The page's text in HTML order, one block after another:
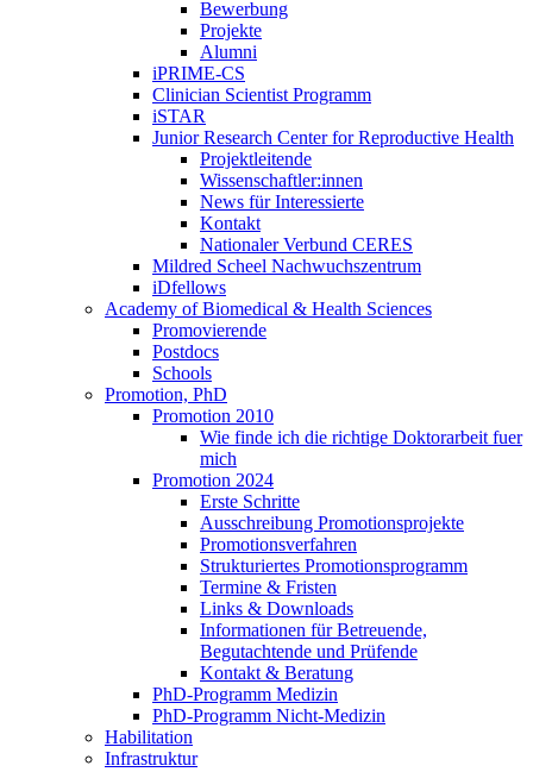
Bewerbung
Projekte
Alumni
iPRIME-CS
Clinician Scientist Programm
iSTAR
Junior Research Center for Reproductive Health
Projektleitende
Wissenschaftler:innen
News für Interessierte
Kontakt
Nationaler Verbund CERES
Mildred Scheel Nachwuchszentrum
iDfellows
Academy of Biomedical & Health Sciences
Promovierende
Postdocs
Schools
Promotion, PhD
Promotion 2010
Wie finde ich die richtige Doktorarbeit fuer
mich
Promotion 2024
Erste Schritte
Ausschreibung Promotionsprojekte
Promotionsverfahren
Strukturiertes Promotionsprogramm
Termine & Fristen
Links & Downloads
Informationen für Betreuende,
Begutachtende und Prüfende
Kontakt & Beratung
PhD-Programm Medizin
PhD-Programm Nicht-Medizin
Habilitation
Infrastruktur